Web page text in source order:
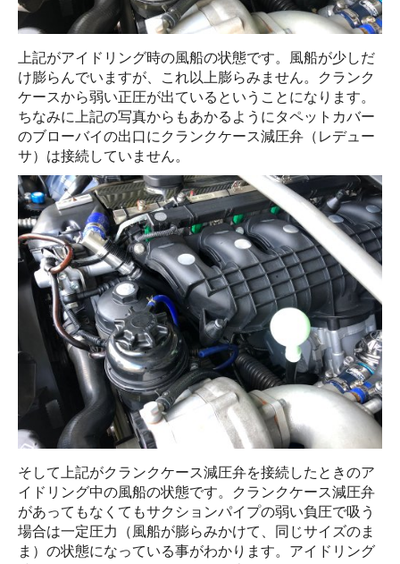
上記がアイドリング時の風船の状態です。風船が少しだ
け膨らんでいますが、これ以上膨らみません。クランク
ケースから弱い正圧が出ているということになります。
ちなみに上記の写真からもあかるようにタペットカバー
のブローバイの出口にクランクケース減圧弁（レデュー
サ）は接続していません。
そして上記がクランクケース減圧弁を接続したときのア
イドリング中の風船の状態です。クランクケース減圧弁
があってもなくてもサクションパイプの弱い負圧で吸う
場合は一定圧力（風船が膨らみかけて、同じサイズのま
ま）の状態になっている事がわかります。アイドリング